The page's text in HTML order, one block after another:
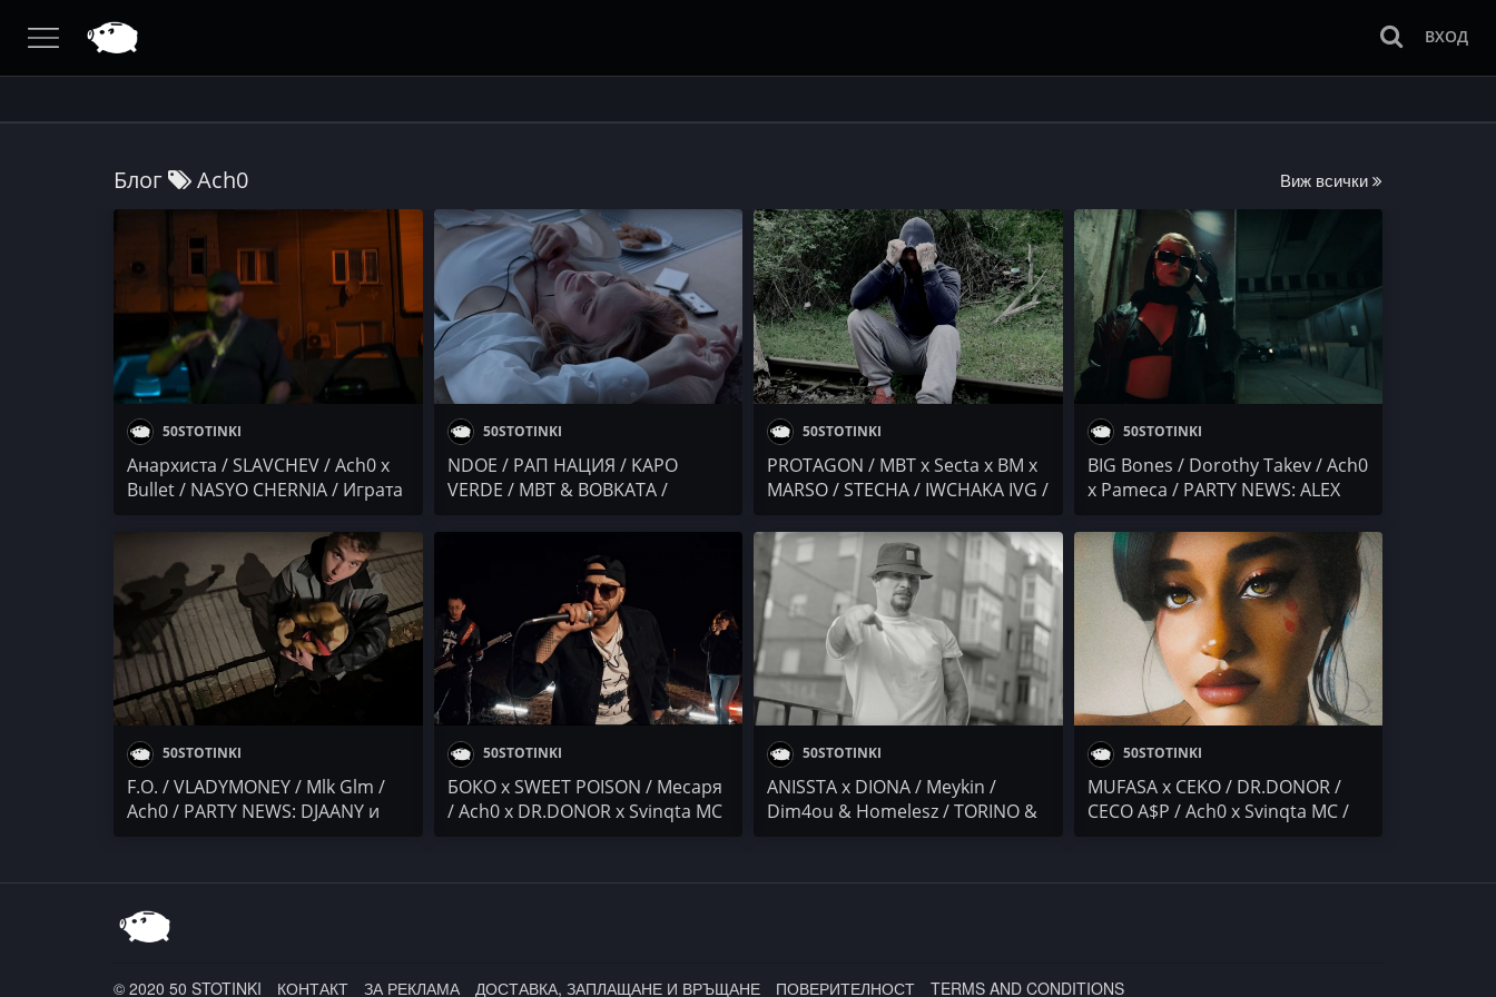
ВХОД
Блог Ach0 Виж всички
50STOTINKI
Анархиста / SLAVCHEV / Ach0 x
Bullet / NASYO CHERNIA / Играта
50STOTINKI
NDOE / РАП НАЦИЯ / KAPO
VERDE / MBT & BOBKATA /
50STOTINKI
PROTAGON / MBT x Secta x BM x
MARSO / STECHA / IWCHAKA IVG /
50STOTINKI
BIG Bones / Dorothy Takev / Ach0
x Pameca / PARTY NEWS: ALEX
VELEV, IRIE BEAR, 100 КИЛА,
DJAANY и още
50STOTINKI
F.O. / VLADYMONEY / Mlk Glm /
Ach0 / PARTY NEWS: DJAANY и
50STOTINKI
БОКО x SWEET POISON / Месаря
/ Ach0 x DR.DONOR x Svinqta MC
50STOTINKI
ANISSTA x DIONA / Meykin /
Dim4ou & Homelesz / TORINO &
50STOTINKI
MUFASA x CEKO / DR.DONOR /
CECO A$P / Ach0 x Svinqta MC /
© 2020 50 STOTINKI КОНТАКТ ЗА РЕКЛАМА ДОСТАВКА, ЗАПЛАЩАНЕ И ВРЪЩАНЕ ПОВЕРИТЕЛНОСТ TERMS AND CONDITIONS